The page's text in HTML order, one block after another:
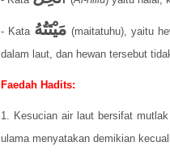
- Kata مَيْتَتُهُ (maitatuhu), yaitu
dalam laut, dan hewan tersebut
Faedah Hadits:
1. Kesucian air laut bersifat
ulama menyatakan demikian